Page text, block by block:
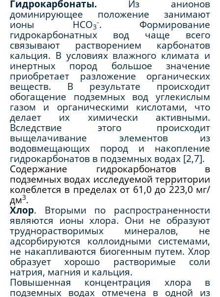
Гидрокарбонаты. Из анионов
доминирующее положение занимают
ионы HCO3
-. Формирование
гидрокарбонатных вод чаще всего
связывают растворением карбонатов
кальция. В условиях влажного климата и
инертных пород большое значение
приобретает разложение органических
веществ. В результате происходит
обогащение подземных вод углекислым
газом и органическими кислотами, что
делает их химически активными.
Вследствие этого происходит
выщелачивание элементов из
водовмещающих пород и накопление
гидрокарбонатов в подземных водах [2,7].
Содержание гидрокарбонатов в
подземных водах исследуемой территории
колеблется в пределах от 61,0 до 223,0 мг/
дм3.
Хлор. Вторыми по распространенности
являются ионы хлора. Они не образуют
труднорастворимых минералов, не
адсорбируются коллоидными системами,
не накапливаются биогенным путем. Хлор
образует хорошо растворимые соли
натрия, магния и кальция.
Повышенная концентрация хлора в
подземных водах отмечена в одной из